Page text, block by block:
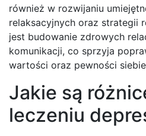
również w rozwijaniu
relaksacyjnych oraz strategii
jest budowanie zdrowych
komunikacji, co sprzyja
wartości oraz pewności
Jakie są
leczeniu